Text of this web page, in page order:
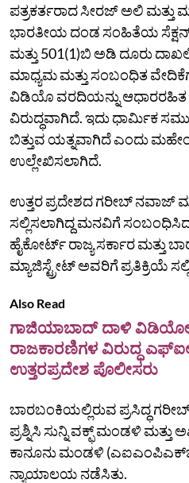
ಪತ್ರಕರ್ತರಾದ ಸೀರಜ್‌ ಅಲಿ ಮತ್ತು
ಭಾರತೀಯ ದಂಡ ಸಂಹಿತೆಯ
ಮತ್ತು 501(1)ಬಿ ಅಡಿ ದೂರು
ಮಾಧ್ಯಮ ಮತ್ತು ಸಂಬಂಧಿತ
ವಿಡಿಯೊ ವರದಿಯನ್ನು ಆಧಾರರಹಿತ
ವಿರುದ್ಧವಾಗಿದೆ. ಇದು ಧಾರ್ಮಿಕ
ಬಿತ್ತುವ ಯತ್ನವಾಗಿದೆ ಎಂದು
ಉಲ್ಲೇಖಿಸಲಾಗಿದೆ.
ಉತ್ತರ ಪ್ರದೇಶದ ಗರೀಬ್‌ ನವಾಜ್‌
ಸಲ್ಲಿಸಲಾಗಿದ್ದ ಮನವಿಗೆ
ಹೈಕೋರ್ಟ್‌ ರಾಜ್ಯ ಸರ್ಕಾರ
ಮ್ಯಾಜಿಸ್ಟ್ರೇಟ್‌ ಅವರಿಗೆ ಪ್ರತಿಕ್ರಿಯೆ
Also Read
ಗಾಜಿಯಾಬಾದ್ ದಾಳಿ ವಿಡಿಯೋ
ರಾಜಕಾರಣಿಗಳ ವಿರುದ್ಧ
ಉತ್ತರಪ್ರದೇಶ ಪೊಲೀಸರು
ಬಾರಬಂಕಿಯಲ್ಲಿರುವ ಪ್ರಸಿದ್ಧ
ಪ್ರಶ್ನಿಸಿ ಸುನ್ನಿ ವಕ್ಫ್‌ ಮಂಡಳಿ ಮತ್ತು
ಕಾನೂನು ಮಂಡಳಿ
ನ್ಯಾಯಾಲಯ ನಡೆಸಿತು.